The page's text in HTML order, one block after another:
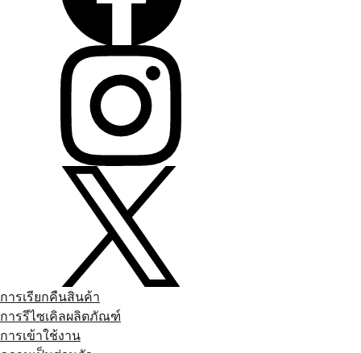
การเรียกคืนสินค้า
การรีไซเคิลผลิตภัณฑ์
การเข้าใช้งาน